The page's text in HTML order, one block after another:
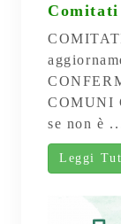
Comitati
COMUNI
se non è
Leggi